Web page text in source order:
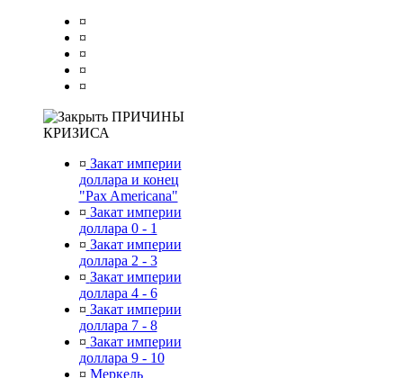
¤
¤
¤
¤
¤
ПРИЧИНЫ
КРИЗИСА
¤ Закат империи
доллара и конец
"Pax Americana"
¤ Закат империи
доллара 0 - 1
¤ Закат империи
доллара 2 - 3
¤ Закат империи
доллара 4 - 6
¤ Закат империи
доллара 7 - 8
¤ Закат империи
доллара 9 - 10
¤ Меркель